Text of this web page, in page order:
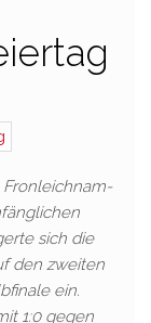
Fronleichnam-
sich die
den zweiten
ein.
1:0 gegen